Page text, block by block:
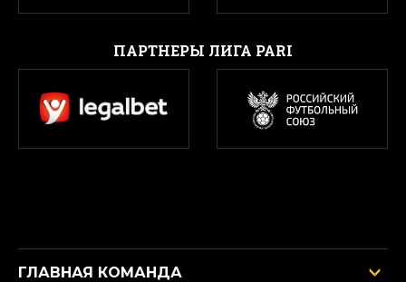
ПАРТНЕРЫ ЛИГА PARI
ГЛАВНАЯ КОМАНДА